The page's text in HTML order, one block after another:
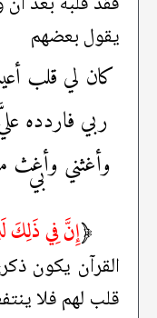
يقول بعضهم
كان لي قلب
ربي فاردده
وأغثني وأغث
بي
﴿إِنَّ فِي ذَلِكَ
القرآن يكون
قلب لهم فلا